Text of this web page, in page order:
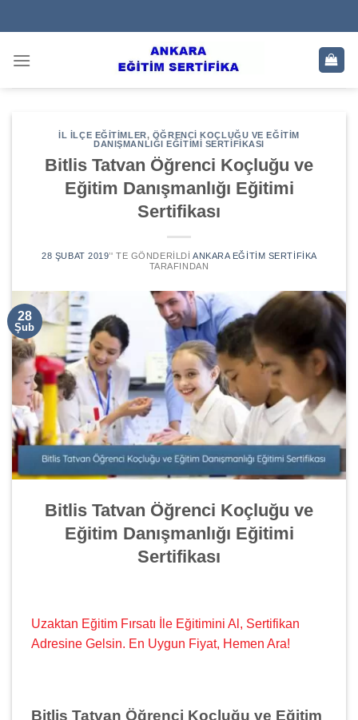
to
İL İLÇE EĞITIMLER, ÖĞRENCI KOÇLUĞU VE EĞITIM
DANIŞMANLIĞI EĞITIMI SERTIFIKASI
Bitlis Tatvan Öğrenci Koçluğu ve
Eğitim Danışmanlığı Eğitimi
Sertifikası
28 ŞUBAT 2019’' TE GÖNDERILDI ANKARA EĞITIM SERTIFIKA
TARAFINDAN
28
Şub
Bitlis Tatvan Öğrenci Koçluğu ve
Eğitim Danışmanlığı Eğitimi
Sertifikası
Uzaktan Eğitim Fırsatı İle Eğitimini Al, Sertifikan
Adresine Gelsin. En Uygun Fiyat, Hemen Ara!
Bitlis Tatvan Öğrenci Koçluğu ve Eğitim